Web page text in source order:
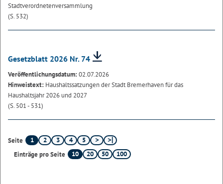
Stadtverordnetenversammlung
(S. 532)
Gesetzblatt 2026 Nr. 74
Veröffentlichungsdatum:02.07.2026
Hinweistext: Haushaltssatzungen der Stadt Bremerhaven für das
Haushaltsjahr 2026 und 2027
(S. 501 - 531)
Seite 1 2 3 4
5
Einträge pro Seite
10 20 50 100